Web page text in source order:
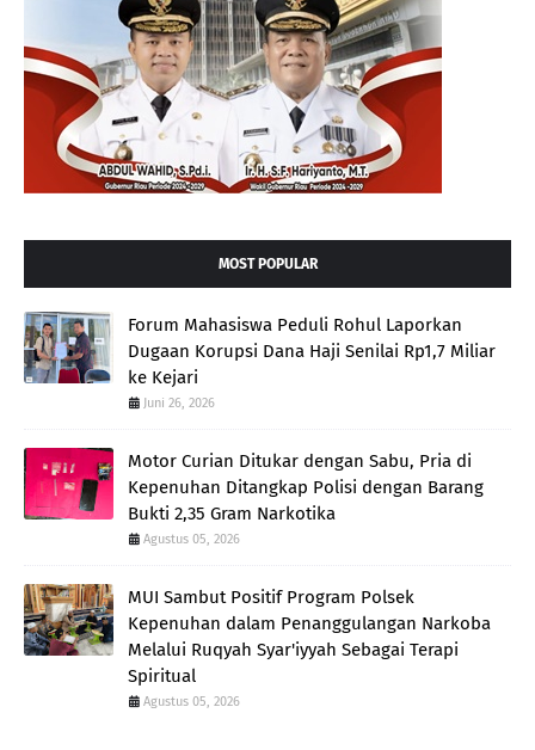
MOST POPULAR
Forum Mahasiswa Peduli Rohul Laporkan
Dugaan Korupsi Dana Haji Senilai Rp1,7 Miliar
ke Kejari
Juni 26, 2026
Motor Curian Ditukar dengan Sabu, Pria di
Kepenuhan Ditangkap Polisi dengan Barang
Bukti 2,35 Gram Narkotika
Agustus 05, 2026
MUI Sambut Positif Program Polsek
Kepenuhan dalam Penanggulangan Narkoba
Melalui Ruqyah Syar'iyyah Sebagai Terapi
Spiritual
Agustus 05, 2026